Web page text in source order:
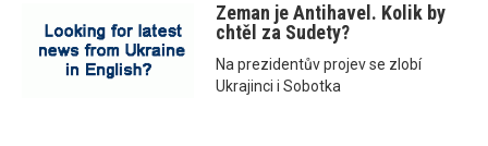
Zeman je Antihavel. Kolik by
chtěl za Sudety?
Na prezidentův projev se zlobí
Ukrajinci i Sobotka